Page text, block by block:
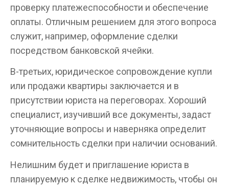
проверку платежеспособности и обеспечение
оплаты. Отличным решением для этого вопроса
служит, например, оформление сделки
посредством банковской ячейки.
В-третьих, юридическое сопровождение купли
или продажи квартиры заключается и в
присутствии юриста на переговорах. Хороший
специалист, изучивший все документы, задаст
уточняющие вопросы и наверняка определит
сомнительность сделки при наличии оснований.
Нелишним будет и приглашение юриста в
планируемую к сделке недвижимость, чтобы он